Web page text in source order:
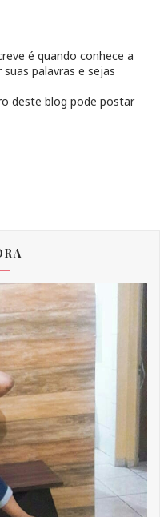
é quando conhece a
palavras e sejas
deste blog pode postar